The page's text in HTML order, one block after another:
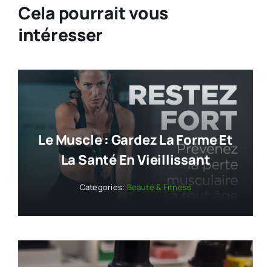
Cela pourrait vous
intéresser
Le Muscle : Gardez La Forme Et
La Santé En Vieillissant
Categories: Beauté & Fitness